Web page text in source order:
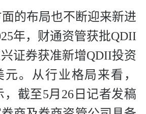
的布局也不断迎来新进
年，财通资管获批QDII
证券获准新增QDII投资
元。从行业格局来看，
，截至5月26日记者发稿